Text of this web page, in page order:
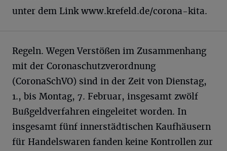
unter dem Link www.krefeld.de/corona-kita.
Regeln. Wegen Verstößen im Zusammenhang
mit der Coronaschutzverordnung
(CoronaSchVO) sind in der Zeit von Dienstag,
1., bis Montag, 7. Februar, insgesamt zwölf
Bußgeldverfahren eingeleitet worden. In
insgesamt fünf innerstädtischen Kaufhäusern
für Handelswaren fanden keine Kontrollen zur